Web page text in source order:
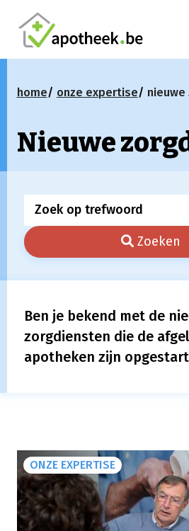
home onze expertise
Nieuwe
Zoeken
Ben je bekend met de
zorgdiensten die de
apotheken zijn
ONZE EXPERTISE